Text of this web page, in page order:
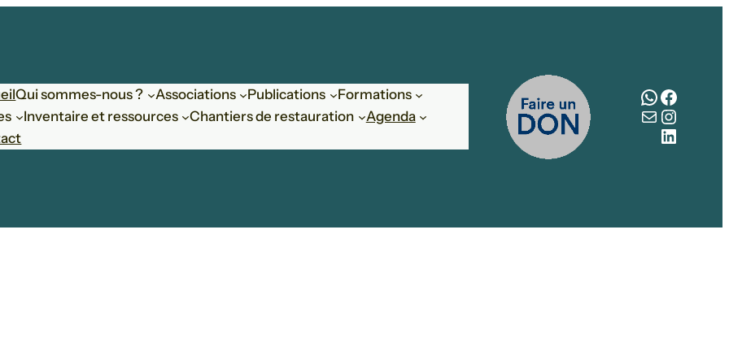
Qui sommes-nous ? Associations Publications
Formations
Inventaire et ressources Chantiers de restauration
Agenda
E-mail